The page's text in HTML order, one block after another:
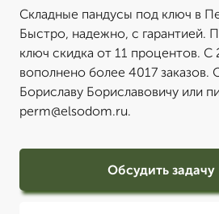
Складные пандусы под ключ в
Быстро, надежно, с гарантией.
ключ скидка от 11 процентов. С
вополнено более 4017 заказов.
Бориславу Бориславовичу или
perm@elsodom.ru.
Обсудить задачу